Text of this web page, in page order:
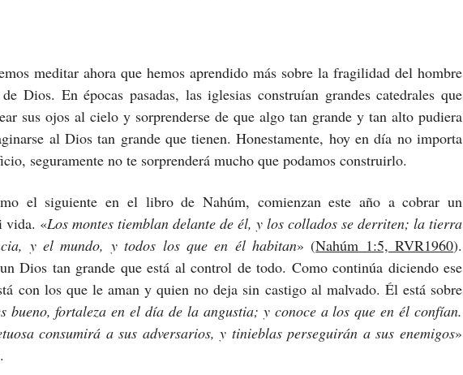
meditar ahora que hemos aprendido más sobre la fragilidad del hombre
Dios. En épocas pasadas, las iglesias construían grandes catedrales que
sus ojos al cielo y sorprenderse de que algo tan grande y tan alto pudiera
al Dios tan grande que tienen. Honestamente, hoy en día no importa
seguramente no te sorprenderá mucho que podamos construirlo.
el siguiente en el libro de Nahúm, comienzan este año a cobrar un
vida. «Los montes tiemblan delante de él, y los collados se derriten; la tierra
y el mundo, y todos los que en él habitan» (Nahúm 1:5, RVR1960).
Dios tan grande que está al control de todo. Como continúa diciendo ese
con los que le aman y quien no deja sin castigo al malvado. Él está sobre
bueno, fortaleza en el día de la angustia; y conoce a los que en él confían.
consumirá a sus adversarios, y tinieblas perseguirán a sus enemigos»